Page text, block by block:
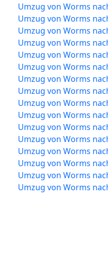
Umzug von Worms
Umzug von Worms
Umzug von Worms
Umzug von Worms
Umzug von Worms
Umzug von Worms
Umzug von Worms
Umzug von Worms
Umzug von Worms
Umzug von Worms
Umzug von Worms
Umzug von Worms
Umzug von Worms
Umzug von Worms
Umzug von Worms
Umzug von Worms